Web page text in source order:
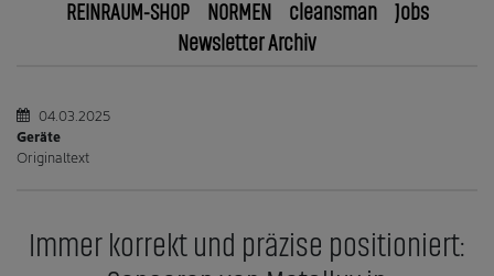
REINRAUM-SHOP
NORMEN cleansman
Jobs
Newsletter Archiv
04.03.2025
Geräte
Originaltext
Immer korrekt und präzise positioniert: